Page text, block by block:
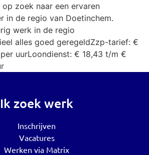
zoek naar een ervaren
in de regio van Doetinchem.
werk in de regio
alles goed geregeldZzp-tarief: €
uurLoondienst: € 18,43 t/m €
Ik zoek werk
Inschrijven
Vacatures
Werken via Matrix